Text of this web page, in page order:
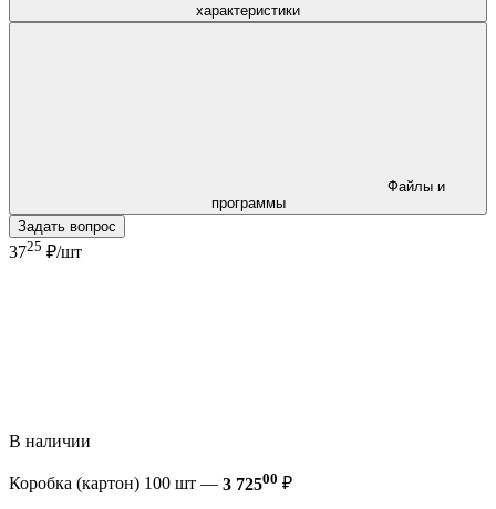
характеристики
программы
Задать вопрос
3725 ₽/шт
В наличии
Коробка (картон) 100 шт — 3 72500 ₽